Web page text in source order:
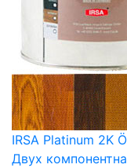
IRSA Platinum 2K
Двух